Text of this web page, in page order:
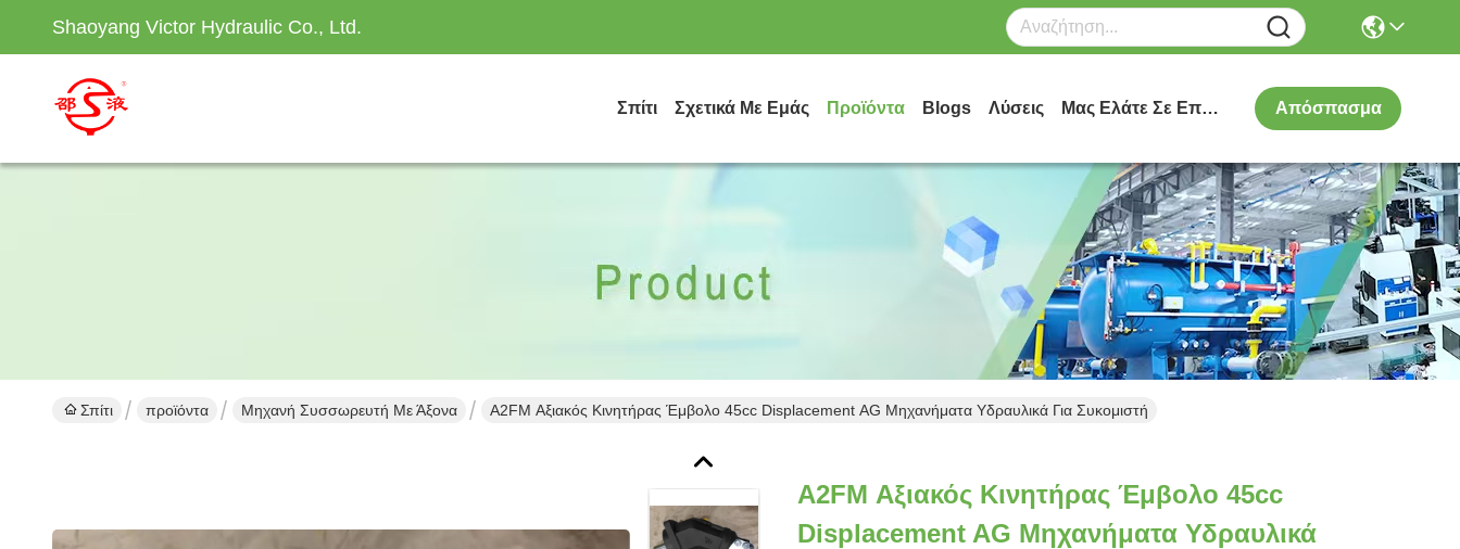
Shaoyang Victor Hydraulic Co., Ltd.
Σπίτι Σχετικά Με Εμάς Προϊόντα Blogs Λύσεις Μας Ελάτε Σε Επαφή Με Απόσπασμα
Σπίτι προϊόντα Μηχανή Συσσωρευτή Με Άξονα A2FM Αξιακός Κινητήρας Έμβολο 45cc Displacement AG Μηχανήματα Υδραυλικά Για Συκομιστή
A2FM Αξιακός Κινητήρας Έμβολο 45cc
Displacement AG Μηχανήματα Υδραυλικά